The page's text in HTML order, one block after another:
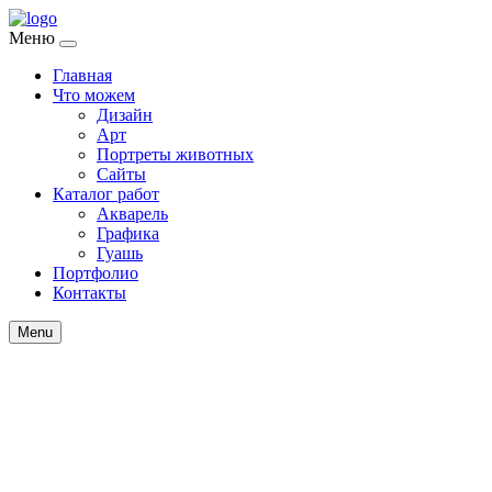
Меню
Главная
Что можем
Дизайн
Арт
Портреты животных
Сайты
Каталог работ
Акварель
Графика
Гуашь
Портфолио
Контакты
Menu